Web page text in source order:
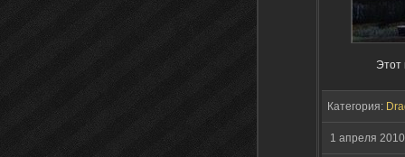
Этот
Категория:
1 апреля 2010